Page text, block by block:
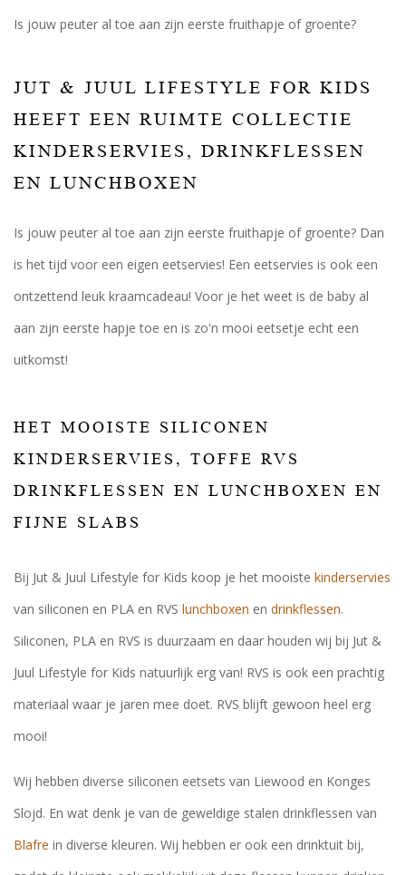
Is jouw peuter al toe aan zijn eerste fruithapje of groente?
JUT & JUUL LIFESTYLE FOR KIDS
HEEFT EEN RUIMTE COLLECTIE
KINDERSERVIES, DRINKFLESSEN
EN LUNCHBOXEN
Is jouw peuter al toe aan zijn eerste fruithapje of groente? Dan
is het tijd voor een eigen eetservies! Een eetservies is ook een
ontzettend leuk kraamcadeau! Voor je het weet is de baby al
aan zijn eerste hapje toe en is zo'n mooi eetsetje echt een
uitkomst!
HET MOOISTE SILICONEN
KINDERSERVIES, TOFFE RVS
DRINKFLESSEN EN LUNCHBOXEN EN
FIJNE SLABS
Bij Jut & Juul Lifestyle for Kids koop je het mooiste kinderservies
van siliconen en PLA en RVS lunchboxen en drinkflessen.
Siliconen, PLA en RVS is duurzaam en daar houden wij bij Jut &
Juul Lifestyle for Kids natuurlijk erg van! RVS is ook een prachtig
materiaal waar je jaren mee doet. RVS blijft gewoon heel erg
mooi!
Wij hebben diverse siliconen eetsets van Liewood en Konges
Slojd. En wat denk je van de geweldige stalen drinkflessen van
Blafre in diverse kleuren. Wij hebben er ook een drinktuit bij,